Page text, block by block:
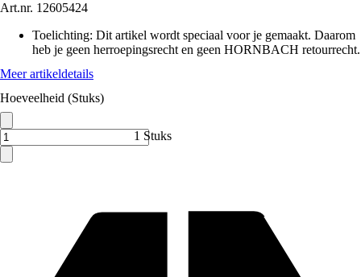
Art.nr. 12605424
Toelichting: Dit artikel wordt speciaal voor je gemaakt. Daarom
heb je geen herroepingsrecht en geen HORNBACH retourrecht.
Meer artikeldetails
Hoeveelheid (Stuks)
1 Stuks